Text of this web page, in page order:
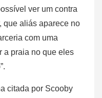
ver um contra
que aliás aparece no
com uma
a praia no que eles
citada por Scooby